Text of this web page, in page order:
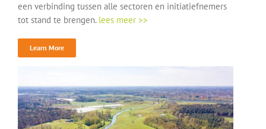
een verbinding tussen alle sectoren en initiatiefnemers
tot stand te brengen. lees meer >>
Learn More